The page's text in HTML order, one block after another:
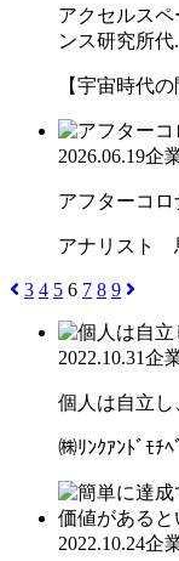
アクセルス
ンス研究所代
【宇宙時代
2026.06.19企
アフターコ
アナリスト
3 4 5 6 7 8 9
2022.10.31企
個人は自立
㈱ﾘﾝｸｱﾝﾄﾞﾓ
2022.10.24企